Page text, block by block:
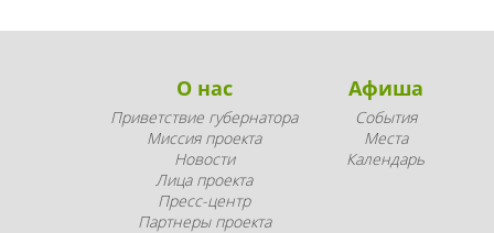
О нас
Приветствие губернатора
Миссия проекта
Новости
Лица проекта
Пресс-центр
Партнеры проекта
Афиша
События
Места
Календарь